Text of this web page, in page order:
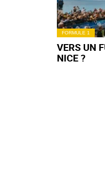
FORMULE 1
VERS UN
NICE ?